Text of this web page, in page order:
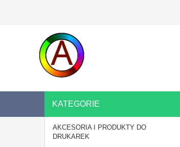
KATEGORIE
AKCESORIA I PRODUKTY DO
DRUKAREK